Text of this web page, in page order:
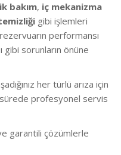
bakım, iç mekanizma
gibi işlemleri
performansı
gibi sorunların önüne
her türlü arıza için
profesyonel servis
garantili çözümlerle